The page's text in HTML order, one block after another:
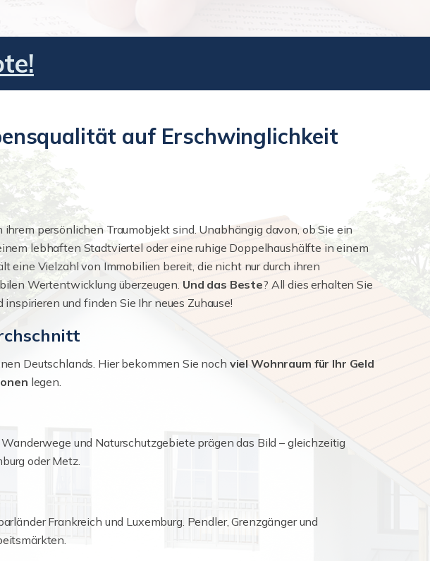
auf Erschwinglichkeit
ihrem persönlichen Traumobjekt sind. Unabhängig davon, ob Sie ein
lebhaften Stadtviertel oder eine ruhige Doppelhaushälfte in einem
eine Vielzahl von Immobilien bereit, die nicht nur durch ihren
Wertentwicklung überzeugen. Und das Beste? All dies erhalten Sie
und finden Sie Ihr neues Zuhause!
Deutschlands. Hier bekommen Sie noch viel Wohnraum für Ihr Geld
legen.
Wanderwege und Naturschutzgebiete prägen das Bild – gleichzeitig
oder Metz.
Frankreich und Luxemburg. Pendler, Grenzgänger und